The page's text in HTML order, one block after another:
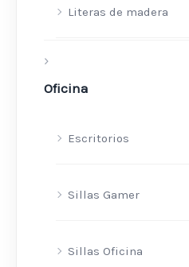
Literas de madera
Oficina
Escritorios
Sillas Gamer
Sillas Oficina